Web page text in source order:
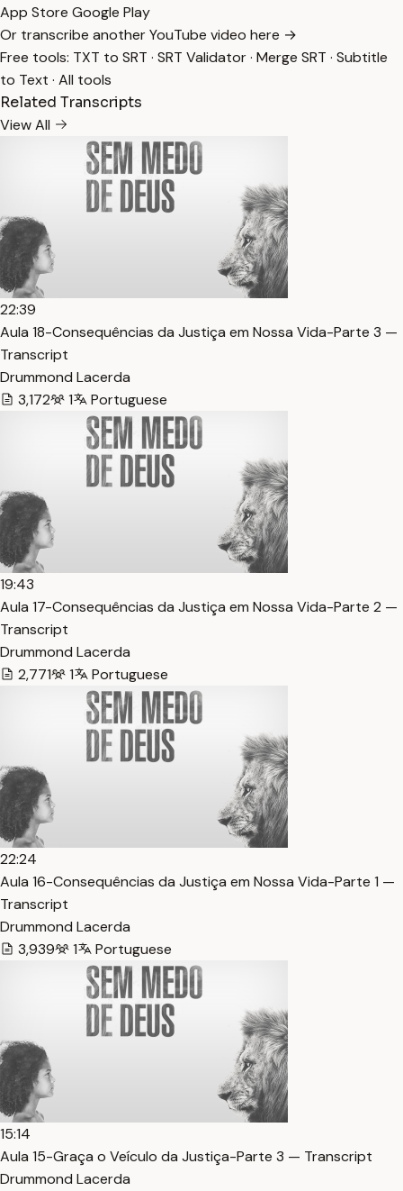
App Store Google Play
Or transcribe another YouTube video here →
Free tools: TXT to SRT · SRT Validator· Merge SRT · Subtitle
to Text · All tools
Related Transcripts
View All
22:39
Aula 18-Consequências da Justiça em Nossa Vida-Parte 3 —
Transcript
Drummond Lacerda
3,172
1 Portuguese
19:43
Aula 17-Consequências da Justiça em Nossa Vida-Parte 2 —
Transcript
Drummond Lacerda
2,771
1 Portuguese
22:24
Aula 16-Consequências da Justiça em Nossa Vida-Parte 1 —
Transcript
Drummond Lacerda
3,939
1 Portuguese
15:14
Aula 15-Graça o Veículo da Justiça-Parte 3 — Transcript
Drummond Lacerda